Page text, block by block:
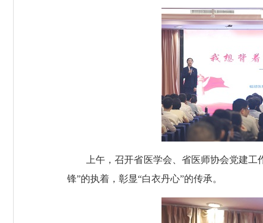
上午，召开省医学会、省医师协会党建工作
锋”的执着，彰显“白衣丹心”的传承。